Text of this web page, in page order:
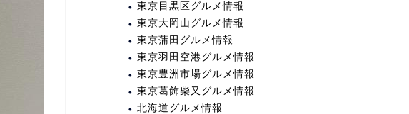
東京目黒区グルメ情報
東京大岡山グルメ情報
東京蒲田グルメ情報
東京羽田空港グルメ情報
東京豊洲市場グルメ情報
東京葛飾柴又グルメ情報
北海道グルメ情報